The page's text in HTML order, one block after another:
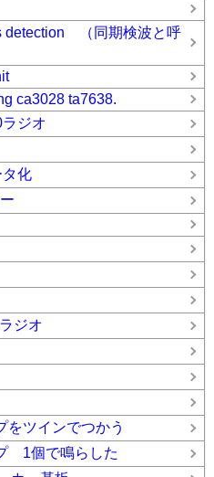
detection （同期検波と呼
ca3028 ta7638.
ジオ
化
ジオ
をツインでつかう
1個で鳴らした